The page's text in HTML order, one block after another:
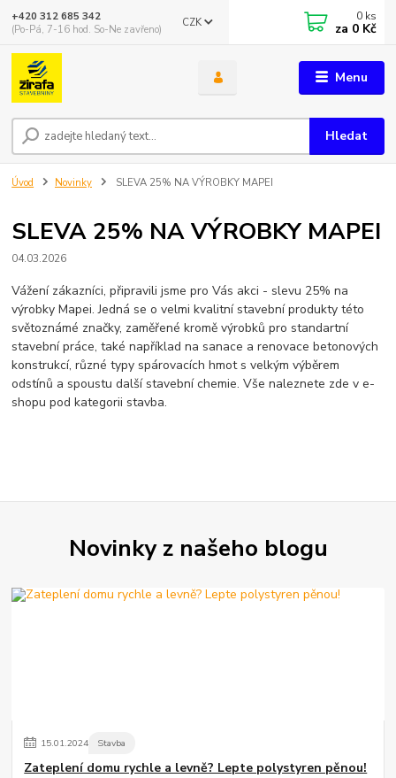
Menu
CZK
Hledat
+420 312 685 342
(Po-Pá, 7-16 hod. So-Ne zavřeno)
0 ks
za 0 Kč
Úvod Novinky SLEVA 25% NA VÝROBKY MAPEI
SLEVA 25% NA VÝROBKY MAPEI
04.03.2026
Vážení zákazníci, připravili jsme pro Vás akci - slevu 25% na
výrobky Mapei. Jedná se o velmi kvalitní stavební produkty této
světoznámé značky, zaměřené kromě výrobků pro standartní
stavební práce, také například na sanace a renovace betonových
konstrukcí, různé typy spárovacích hmot s velkým výběrem
odstínů a spoustu další stavební chemie. Vše naleznete zde v e-
shopu pod kategorii stavba.
Novinky z našeho blogu
15.01.2024 Stavba
Zateplení domu rychle a levně? Lepte polystyren pěnou!